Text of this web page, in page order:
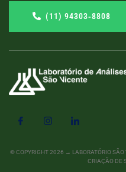
(11) 94303‑8808
© COPYRIGHT2026 → LABORATÓRIO SÃO
CRIAÇÃO DE